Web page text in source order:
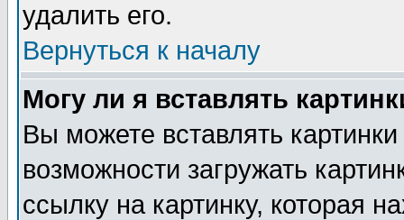
удалить его.
Вернуться к началу
Могу ли я вставлять
Вы можете вставлять
возможности загружать
ссылку на картинку, которая